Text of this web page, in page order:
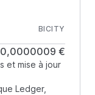
BICITY
0,0000009 €
et mise à jour
Ledger,